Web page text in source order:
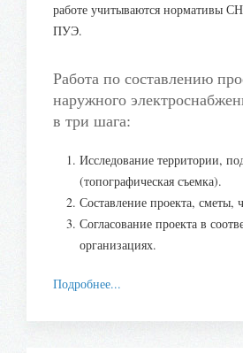
работе учитываются нормативы
ПУЭ.
Работа по составлению
наружного
в три шага:
Исследование территории,
(топографическая съемка).
Составление проекта, сметы,
Согласование проекта в
организациях.
Подробнее...